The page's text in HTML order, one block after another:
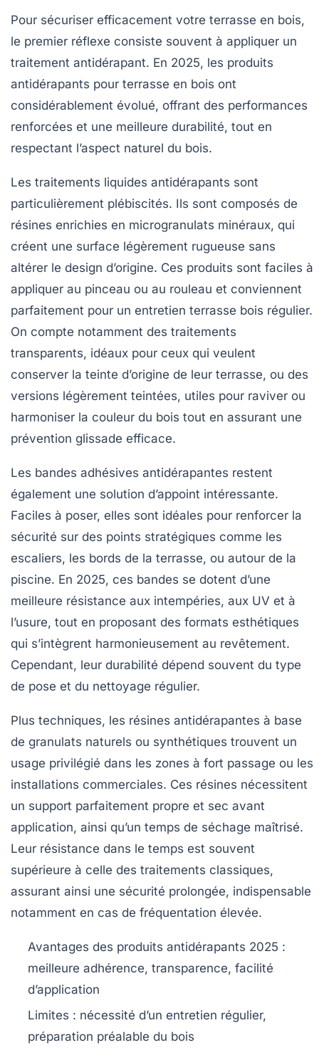
Pour sécuriser efficacement votre terrasse en bois,
le premier réflexe consiste souvent à appliquer un
traitement antidérapant. En 2025, les produits
antidérapants pour terrasse en bois ont
considérablement évolué, offrant des performances
renforcées et une meilleure durabilité, tout en
respectant l’aspect naturel du bois.
Les traitements liquides antidérapants sont
particulièrement plébiscités. Ils sont composés de
résines enrichies en microgranulats minéraux, qui
créent une surface légèrement rugueuse sans
altérer le design d’origine. Ces produits sont faciles à
appliquer au pinceau ou au rouleau et conviennent
parfaitement pour un entretien terrasse bois régulier.
On compte notamment des traitements
transparents, idéaux pour ceux qui veulent
conserver la teinte d’origine de leur terrasse, ou des
versions légèrement teintées, utiles pour raviver ou
harmoniser la couleur du bois tout en assurant une
prévention glissade efficace.
Les bandes adhésives antidérapantes restent
également une solution d’appoint intéressante.
Faciles à poser, elles sont idéales pour renforcer la
sécurité sur des points stratégiques comme les
escaliers, les bords de la terrasse, ou autour de la
piscine. En 2025, ces bandes se dotent d’une
meilleure résistance aux intempéries, aux UV et à
l’usure, tout en proposant des formats esthétiques
qui s’intègrent harmonieusement au revêtement.
Cependant, leur durabilité dépend souvent du type
de pose et du nettoyage régulier.
Plus techniques, les résines antidérapantes à base
de granulats naturels ou synthétiques trouvent un
usage privilégié dans les zones à fort passage ou les
installations commerciales. Ces résines nécessitent
un support parfaitement propre et sec avant
application, ainsi qu’un temps de séchage maîtrisé.
Leur résistance dans le temps est souvent
supérieure à celle des traitements classiques,
assurant ainsi une sécurité prolongée, indispensable
notamment en cas de fréquentation élevée.
Avantages des produits antidérapants 2025 :
meilleure adhérence, transparence, facilité
d’application
Limites : nécessité d’un entretien régulier,
préparation préalable du bois